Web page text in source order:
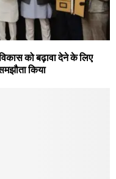
को बढ़ावा देने के लिए
किया